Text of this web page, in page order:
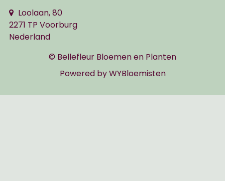
Loolaan, 80
2271 TP Voorburg
Nederland
© Bellefleur Bloemen en Planten
Powered byWYBloemisten